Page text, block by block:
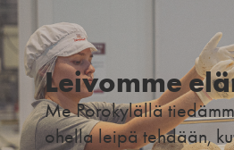
Leivomme
Me Porokylällä
ohella leipä tehdään,